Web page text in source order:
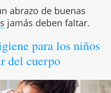
abrazo de buenas
jamás deben faltar.
para los niños
del cuerpo